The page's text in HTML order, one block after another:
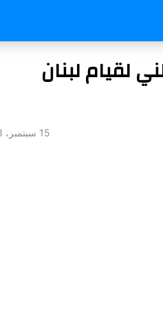
لقيام لبنان
15 سبتمبر، 2023